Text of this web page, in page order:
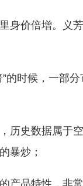
价倍增。义
时候，一部分
史数据属于
暴炒；
品特性，非